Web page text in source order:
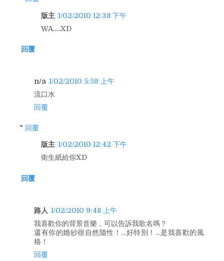
版主 1/02/2010 12:38 下午
WA.....XD
回覆
n/a 1/02/2010 5:59 上午
流口水
回覆
回覆
版主 1/02/2010 12:42 下午
衛生紙給你XD
回覆
路人 1/02/2010 9:48 上午
我喜歡你的背景音樂，可以告訴我歌名嗎？
還有你的婚紗很自然隨性！…好特別！…是我喜歡的風
格！
回覆